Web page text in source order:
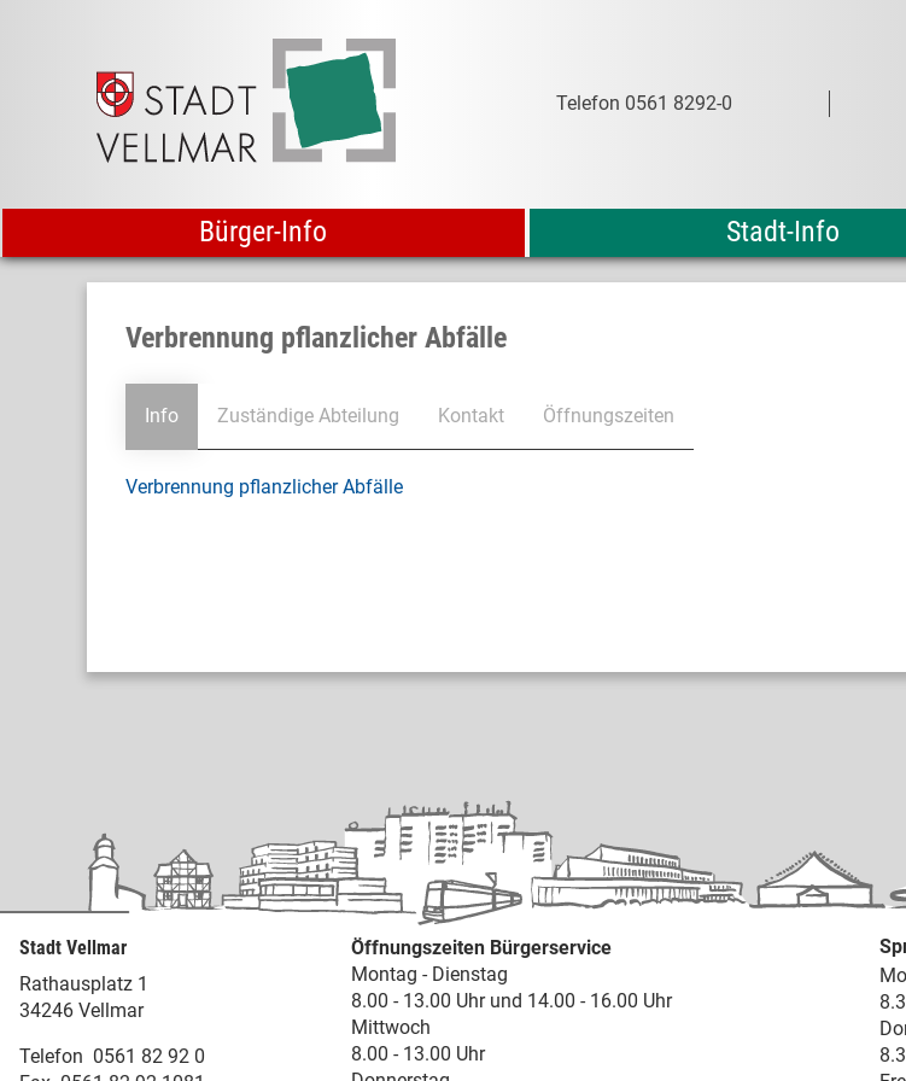
Telefon 0561 8292-0
Bürger-Info Stadt-Info
Verbrennung pflanzlicher Abfälle
Info Zuständige Abteilung Kontakt Öffnungszeiten
Verbrennung pflanzlicher Abfälle
Stadt Vellmar
Rathausplatz 1
34246 Vellmar
Telefon 0561 82 92 0
Öffnungszeiten Bürgerservice
Montag - Dienstag
8.00 - 13.00 Uhr und 14.00 - 16.00 Uhr
Mittwoch
8.00 - 13.00 Uhr